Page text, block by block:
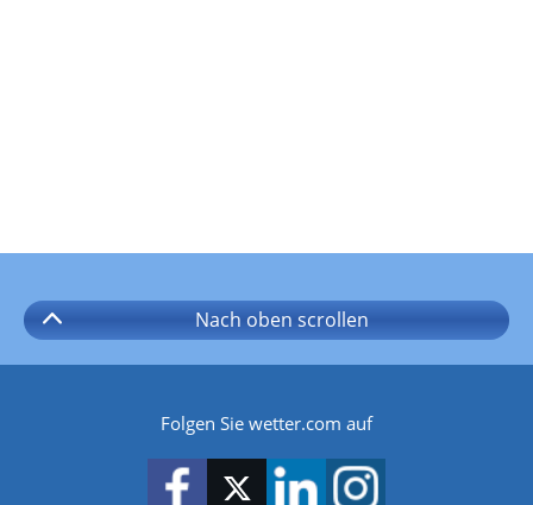
Nach oben scrollen
Folgen Sie wetter.com auf